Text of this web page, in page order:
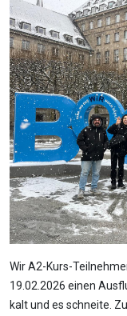
Wir A2-Kurs-
19.02.2026 einen
kalt und es schneite.